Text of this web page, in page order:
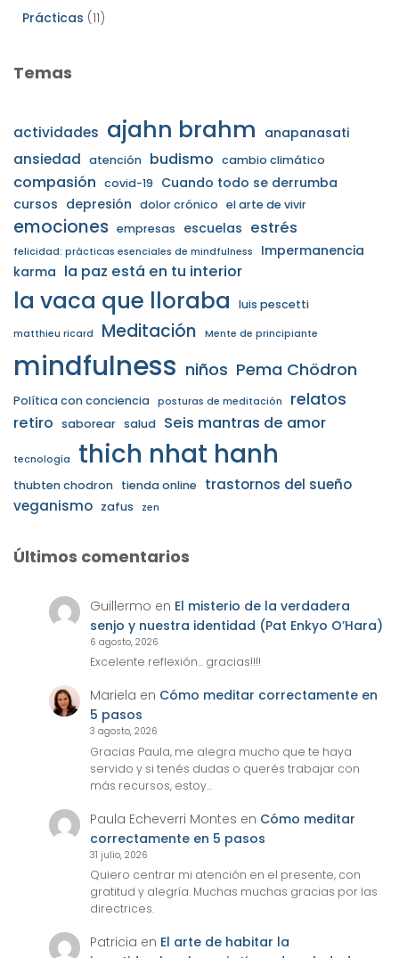
Prácticas (11)
Temas
actividades ajahn brahm anapanasati
ansiedad atención budismo cambio climático
compasión covid-19 Cuando todo se derrumba
cursos depresión dolor crónico el arte de vivir
emociones empresas escuelas estrés
felicidad: prácticas esenciales de mindfulness
Impermanencia
karma la paz está en tu interior
la vaca que lloraba luis pescetti
matthieu ricard Meditación Mente de principiante
mindfulness niños Pema Chödron
Política con conciencia posturas de meditación relatos
retiro saborear salud Seis mantras de amor
tecnología thich nhat hanh
thubten chodron tienda online trastornos del sueño
veganismo zafus zen
Últimos comentarios
Guillermo en El misterio de la verdadera
senjo y nuestra identidad (Pat Enkyo O’Hara)
6 agosto, 2026
Excelente reflexión... gracias!!!!
Mariela en Cómo meditar correctamente en
5 pasos
3 agosto, 2026
Gracias Paula, me alegra mucho que te haya
servido y si tenés dudas o querés trabajar con
más recursos, estoy…
Paula Echeverri Montes en Cómo meditar
correctamente en 5 pasos
31 julio, 2026
Quiero centrar mi atención en el presente, con
gratitud y alegría. Muchas muchas gracias por las
directrices.
Patricia en El arte de habitar la